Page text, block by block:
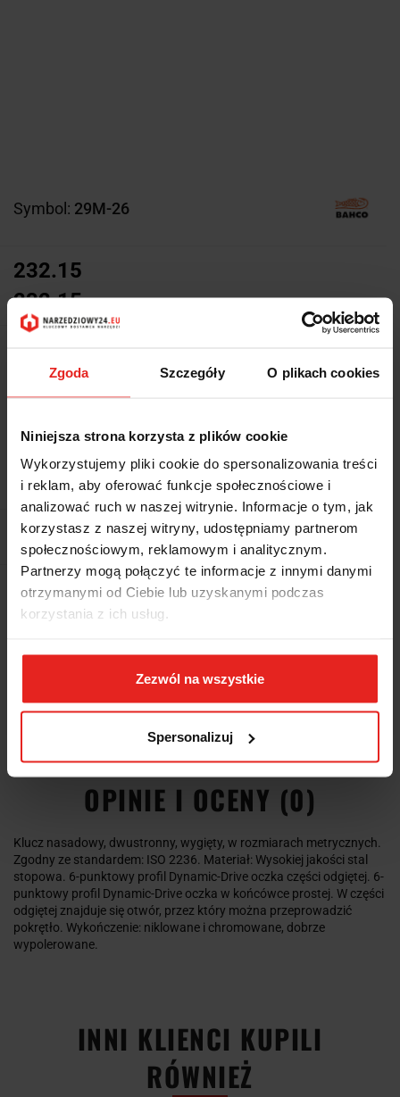
Zgoda Szczegóły O plikach cookies
Niniejsza strona korzysta z plików cookie
Wykorzystujemy pliki cookie do spersonalizowania treści
i reklam, aby oferować funkcje społecznościowe i
analizować ruch w naszej witrynie. Informacje o tym, jak
korzystasz z naszej witryny, udostępniamy partnerom
społecznościowym, reklamowym i analitycznym.
Partnerzy mogą połączyć te informacje z innymi danymi
otrzymanymi od Ciebie lub uzyskanymi podczas
korzystania z ich usług.
Zezwól na wszystkie
Spersonalizuj
Symbol: 29M-26
232.15
232.15
dni roboczych)
Dostępność Duża dostępność
Waga 1.044 kg
Pobierz produkt do PDF
Wysyłka+2dni (dostawa 0 od 1000zł net.*)
OPIS
INFORMACJE DOT.
BEZPIECZEŃSTWA
OPINIE I OCENY (0)
Klucz nasadowy, dwustronny, wygięty, w rozmiarach metrycznych.
Zgodny ze standardem: ISO 2236. Materiał: Wysokiej jakości stal
stopowa. 6-punktowy profil Dynamic-Drive oczka części odgiętej. 6-
punktowy profil Dynamic-Drive oczka w końcówce prostej. W części
odgiętej znajduje się otwór, przez który można przeprowadzić
pokrętło. Wykończenie: niklowane i chromowane, dobrze
wypolerowane.
INNI KLIENCI KUPILI
RÓWNIEŻ